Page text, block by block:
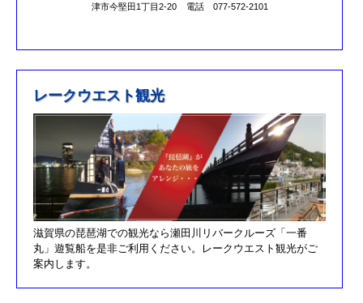
R元/8/25果情報更新しました
H30/11/7釣果情報更新しました
H30/9/30臨時休業のお知らせ！！
H30/9/24釣果情報更新しました
H30/7/21釣果情報更新しました
H30/4/21釣果情報更新しました
H30/3/3釣果情報更新しました
H30/2/17釣果情報更新しました
H30/2/8釣果情報更新しました
H29/12/10オーナズカップ更新しました
津市今堅田1丁目2-20
電話 077-572-2101
レークウエスト観光
滋賀県の琵琶湖での観光なら瀬田川リバークルーズ「一番
丸」遊覧船を是非ご利用ください。レークウエスト観光がご
案内します。